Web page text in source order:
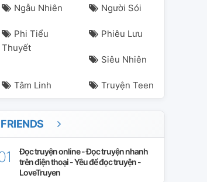
Ngẫu Nhiên Người Sói
Phi Tiểu
Thuyết
Phiêu Lưu
Siêu Nhiên
Tâm Linh Truyện Teen
FRIENDS
Đọc truyện online - Đọc truyện nhanh
trên điện thoại - Yêu để đọc truyện -
LoveTruyen